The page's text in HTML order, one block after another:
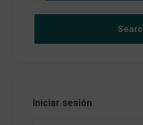
Iniciar sesión